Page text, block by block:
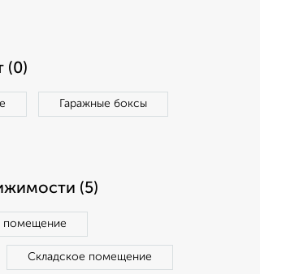
(0)
Гаражные боксы
(5)
помещение
Складское помещение